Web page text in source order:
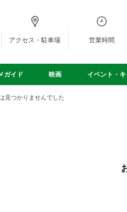
アクセス・駐車場 営業時間
ガイド 映画 イベント・
見つかりませんでした